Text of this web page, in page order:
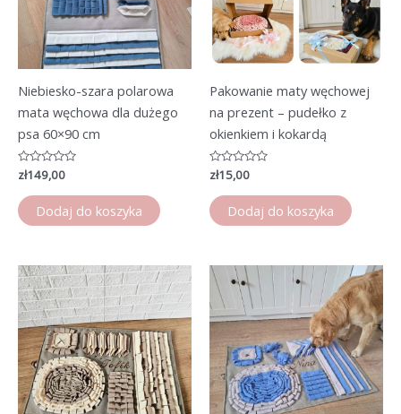
Niebiesko-szara polarowa
mata węchowa dla dużego
psa 60×90 cm
Oceniono
na
5
zł149,00
Dodaj do koszyka
Pakowanie maty węchowej
na prezent – pudełko z
okienkiem i kokardą
Oceniono
na
5
zł15,00
Dodaj do koszyka